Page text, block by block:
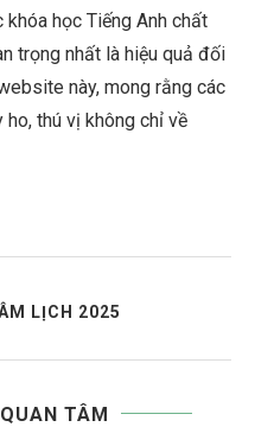
học Tiếng Anh chất
trọng nhất là hiệu quả đối
này, mong rằng các
thú vị không chỉ về
LỊCH 2025
TÂM